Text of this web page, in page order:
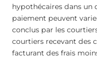
hypothécaires dans un
paiement peuvent
conclus par les
courtiers recevant des
facturant des frais